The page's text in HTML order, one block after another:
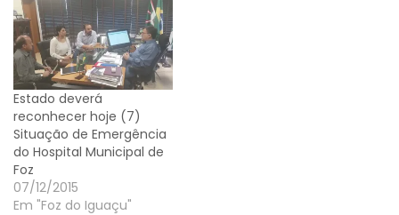
Estado deverá
reconhecer hoje (7)
Situação de Emergência
do Hospital Municipal de
Foz
07/12/2015
Em "Foz do Iguaçu"